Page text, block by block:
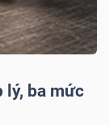
lý, ba mức